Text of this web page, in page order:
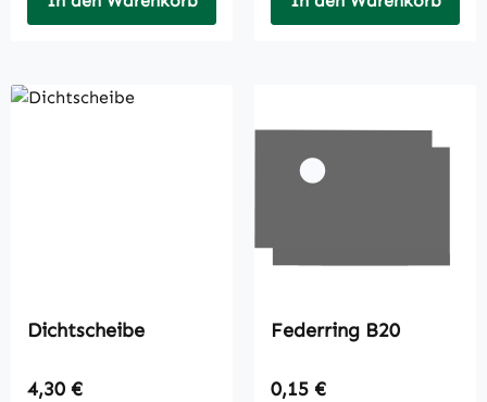
Dichtscheibe
Regulärer Preis:
4,30 €
Federring B20
Regulärer Preis:
0,15 €